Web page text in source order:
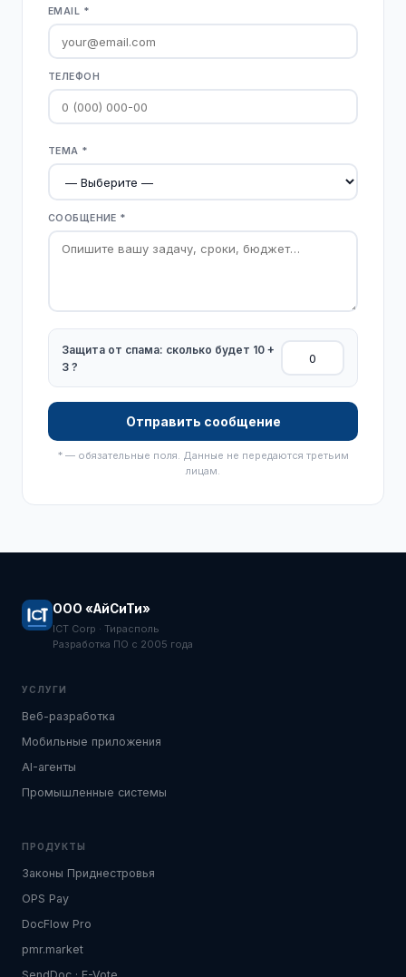
EMAIL *
ТЕЛЕФОН
ТЕМА *
СООБЩЕНИЕ *
Защита от спама: сколько будет 10 +
3 ?
Отправить сообщение
* — обязательные поля. Данные не передаются третьим
лицам.
ООО «АйСиТи»
ICT Corp · Тирасполь
Разработка ПО с 2005 года
УСЛУГИ
Веб-разработка
Мобильные приложения
AI-агенты
Промышленные системы
ПРОДУКТЫ
Законы Приднестровья
OPS Pay
DocFlow Pro
pmr.market